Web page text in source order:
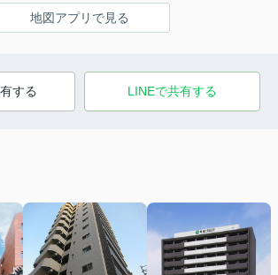
地図アプリで見る
する LINEで共有する